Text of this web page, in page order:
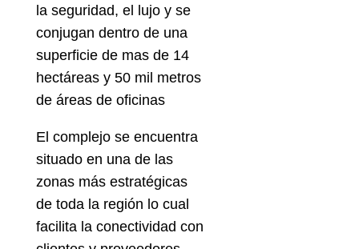
la seguridad, el lujo y se
conjugan dentro de una
superficie de mas de 14
hectáreas y 50 mil metros
de áreas de oficinas
El complejo se encuentra
situado en una de las
zonas más estratégicas
de toda la región lo cual
facilita la conectividad con